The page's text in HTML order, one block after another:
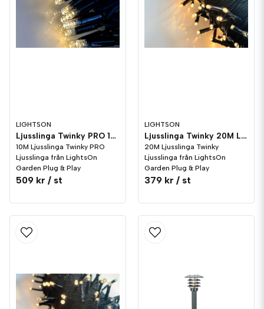
LIGHTSON
Ljusslinga Twinky PRO 10M LightsOn Garden Plug & Play
10M Ljusslinga Twinky PRO
Ljusslinga från LightsOn
Garden Plug & Play
509 kr / st
LIGHTSON
Ljusslinga Twinky 20M LightsOn Garden Plug & Play
20M Ljusslinga Twinky
Ljusslinga från LightsOn
Garden Plug & Play
379 kr / st